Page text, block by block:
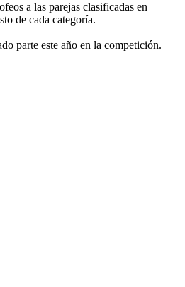
a las parejas clasificadas en
de cada categoría.
parte este año en la competición.